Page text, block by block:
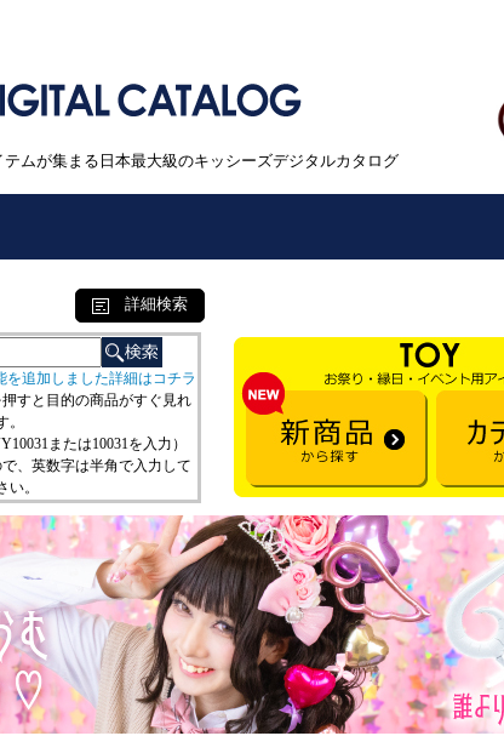
テムが集まる日本最大級のキッシーズデジタルカタログ
詳細検索
を追加しました詳細はコチラ
すと目的の商品がすぐ見れ
。
または10031を入力）
、英数字は半角で入力して
い。